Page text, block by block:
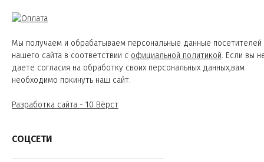
Мы получаем и обрабатываем персональные данные посетителей
нашего сайта в соответствии с официальной политикой. Если вы
даете согласия на обработку своих персональных данных,вам
необходимо покинуть наш сайт.
Разработка сайта - 10 Вёрст
СОЦСЕТИ